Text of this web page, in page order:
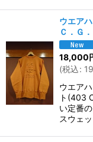
ウエア
Ｃ．Ｇ．
18,000
(税込:
ウエア
ト(403
い定番
スウェ